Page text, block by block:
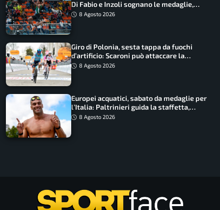
Di Fabio e Inzoli sognano le medaglie,
Castellani e Succo in finale
8 Agosto 2026
Giro di Polonia, sesta tappa da fuochi
d’artificio: Scaroni può attaccare la
maglia di Lemmen
8 Agosto 2026
Europei acquatici, sabato da medaglie per
l’Italia: Paltrinieri guida la staffetta,
Barnabà sogna l’oro dalle grandi altezze
8 Agosto 2026